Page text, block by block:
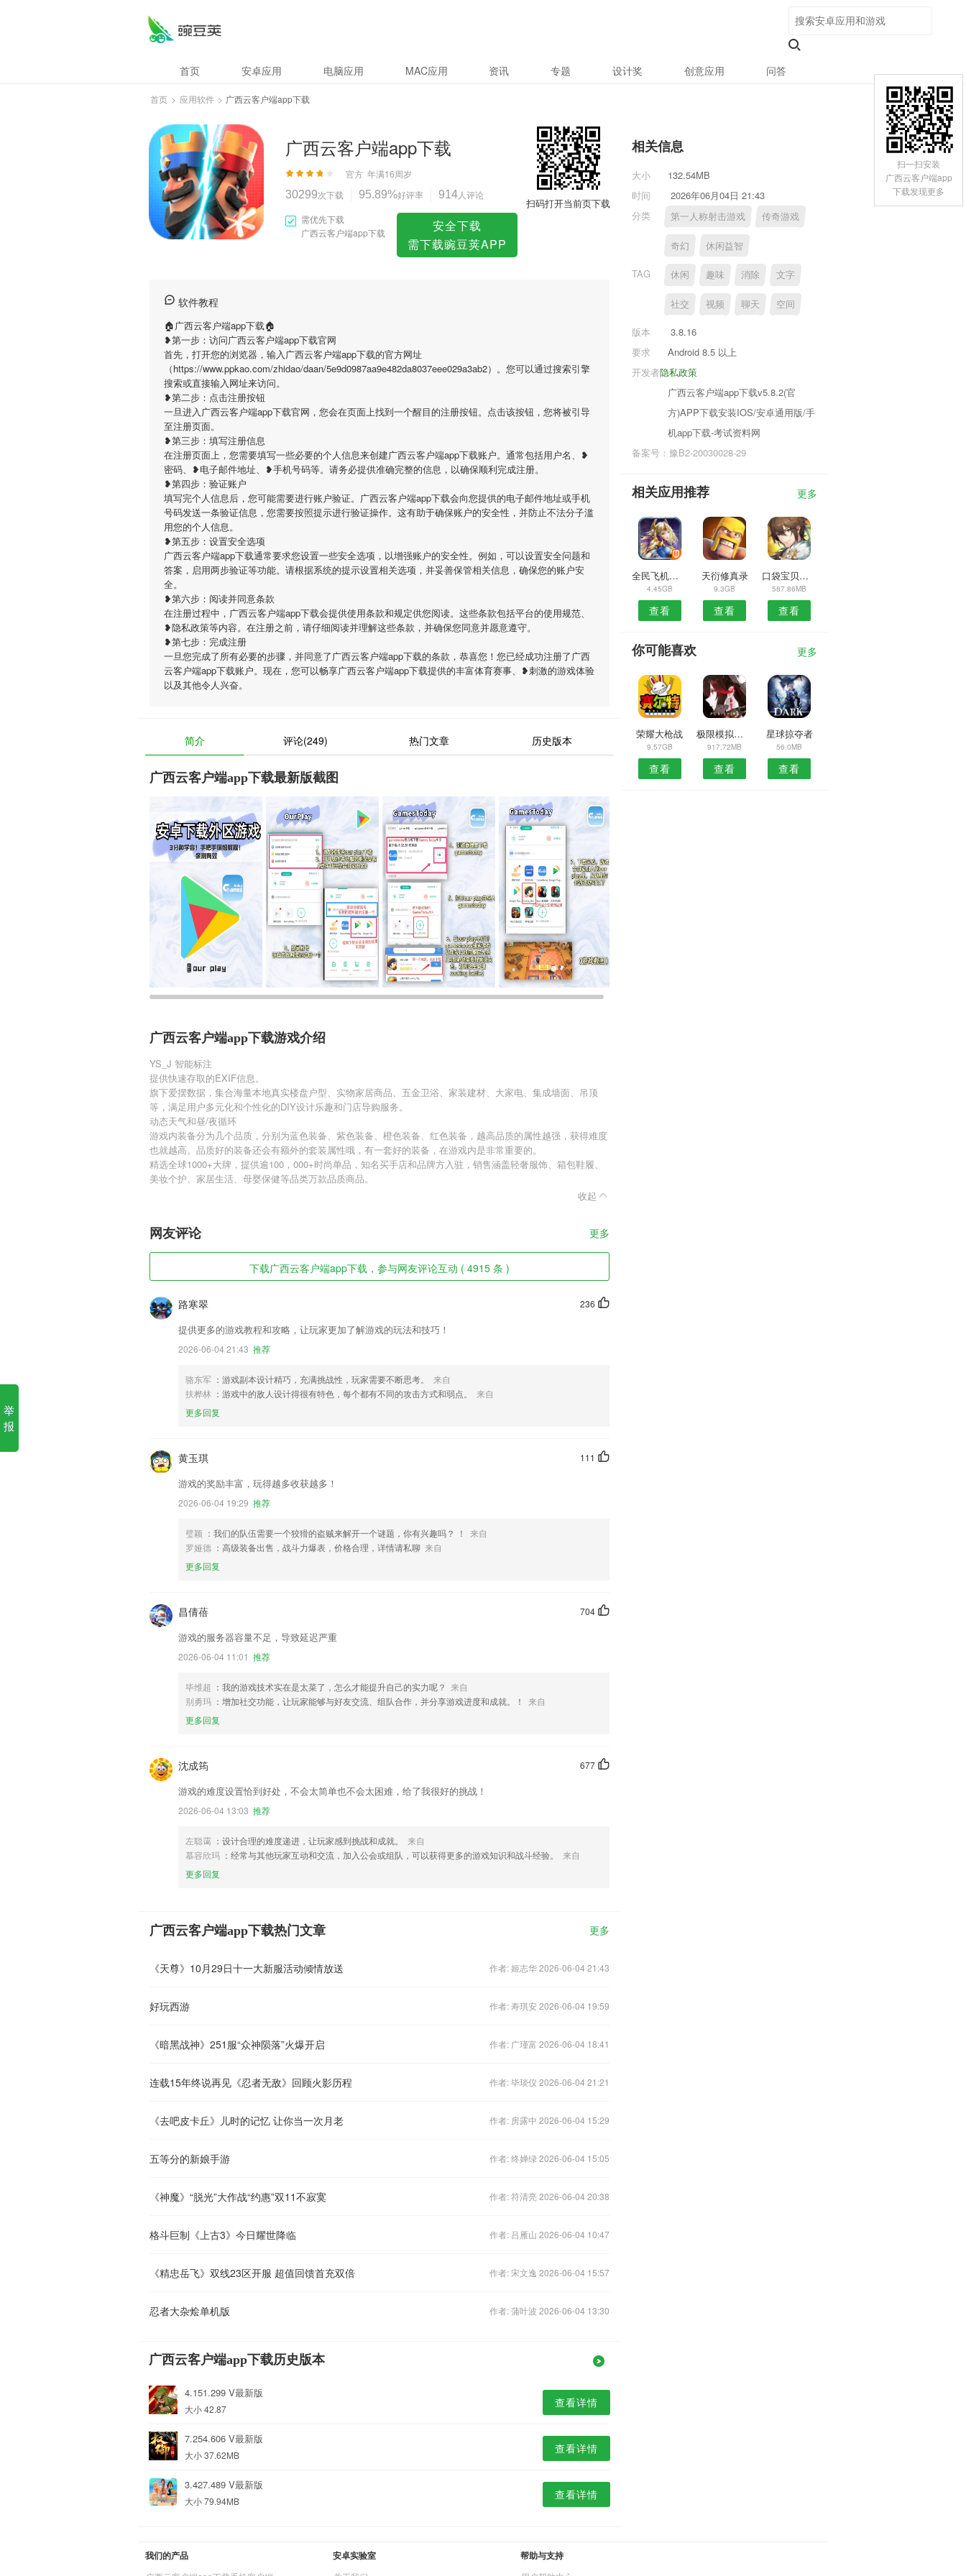
首页 安卓应用 电脑应用 MAC应用 资讯 专题 设计奖 创意应用 问答
首页 > 应用软件 > 广西云客户端app下载
广西云客户端app下载
官方 年满16周岁
30299次下载 95.89%好评率 914人评论
需优先下载
广西云客户端app下载
安全下载
需下载豌豆荚APP
扫码打开当前页下载
软件教程
🏠广西云客户端app下载🏠
❥第一步：访问广西云客户端app下载官网
首先，打开您的浏览器，输入广西云客户端app下载的官方网址
（https://www.ppkao.com/zhidao/daan/5e9d0987aa9e482da8037eee029a3ab2）。您可以通过搜索引擎
搜索或直接输入网址来访问。
❥第二步：点击注册按钮
一旦进入广西云客户端app下载官网，您会在页面上找到一个醒目的注册按钮。点击该按钮，您将被引导
至注册页面。
❥第三步：填写注册信息
在注册页面上，您需要填写一些必要的个人信息来创建广西云客户端app下载账户。通常包括用户名、❥
密码、❥电子邮件地址、❥手机号码等。请务必提供准确完整的信息，以确保顺利完成注册。
❥第四步：验证账户
填写完个人信息后，您可能需要进行账户验证。广西云客户端app下载会向您提供的电子邮件地址或手机
号码发送一条验证信息，您需要按照提示进行验证操作。这有助于确保账户的安全性，并防止不法分子滥
用您的个人信息。
❥第五步：设置安全选项
广西云客户端app下载通常要求您设置一些安全选项，以增强账户的安全性。例如，可以设置安全问题和
答案，启用两步验证等功能。请根据系统的提示设置相关选项，并妥善保管相关信息，确保您的账户安
全。
❥第六步：阅读并同意条款
在注册过程中，广西云客户端app下载会提供使用条款和规定供您阅读。这些条款包括平台的使用规范、
❥隐私政策等内容。在注册之前，请仔细阅读并理解这些条款，并确保您同意并愿意遵守。
❥第七步：完成注册
一旦您完成了所有必要的步骤，并同意了广西云客户端app下载的条款，恭喜您！您已经成功注册了广西
云客户端app下载账户。现在，您可以畅享广西云客户端app下载提供的丰富体育赛事、❥刺激的游戏体验
以及其他令人兴奋。
简介 评论(249) 热门文章 历史版本
广西云客户端app下载最新版截图
广西云客户端app下载游戏介绍
YS_J 智能标注
提供快速存取的EXIF信息。
旗下爱摆数据，集合海量本地真实楼盘户型、实物家居商品、五金卫浴、家装建材、大家电、集成墙面、吊顶
等，满足用户多元化和个性化的DIY设计乐趣和门店导购服务。
动态天气和昼/夜循环
游戏内装备分为几个品质，分别为蓝色装备、紫色装备、橙色装备、红色装备，越高品质的属性越强，获得难度
也就越高。品质好的装备还会有额外的套装属性哦，有一套好的装备，在游戏内是非常重要的。
精选全球1000+大牌，提供逾100，000+时尚单品，知名买手店和品牌方入驻，销售涵盖轻奢服饰、箱包鞋履、
美妆个护、家居生活、母婴保健等品类万款品质商品。
收起
网友评论 更多
下载广西云客户端app下载，参与网友评论互动 ( 4915 条 )
236
路寒翠
提供更多的游戏教程和攻略，让玩家更加了解游戏的玩法和技巧！
2026-06-04 21:43 推荐
骆东军 ：游戏副本设计精巧，充满挑战性，玩家需要不断思考。
来自
扶桦林 ：游戏中的敌人设计得很有特色，每个都有不同的攻击方式和弱点。
来自
更多回复
111
黄玉琪
游戏的奖励丰富，玩得越多收获越多！
2026-06-04 19:29 推荐
璧颖 ：我们的队伍需要一个狡猾的盗贼来解开一个谜题，你有兴趣吗？ ！
来自
罗娅德 ：高级装备出售，战斗力爆表，价格合理，详情请私聊 来自
更多回复
704
昌倩蓓
游戏的服务器容量不足，导致延迟严重
2026-06-04 11:01 推荐
毕维超 ：我的游戏技术实在是太菜了，怎么才能提升自己的实力呢？ 来自
别勇玛 ：增加社交功能，让玩家能够与好友交流、组队合作，并分享游戏进度和成就。！
来自
更多回复
677
沈成筠
游戏的难度设置恰到好处，不会太简单也不会太困难，给了我很好的挑战！
2026-06-04 13:03 推荐
左聪霭 ：设计合理的难度递进，让玩家感到挑战和成就。
来自
慕容欣玛 ：经常与其他玩家互动和交流，加入公会或组队，可以获得更多的游戏知识和战斗经验。
来自
更多回复
广西云客户端app下载热门文章 更多
《天尊》10月29日十一大新服活动倾情放送 作者: 姬志华 2026-06-04 21:43
好玩西游 作者: 寿琪安 2026-06-04 19:59
《暗黑战神》251服“众神陨落”火爆开启 作者: 广瑾富 2026-06-04 18:41
连载15年终说再见《忍者无敌》回顾火影历程 作者: 毕琰仪 2026-06-04 21:21
《去吧皮卡丘》儿时的记忆 让你当一次月老 作者: 房露中 2026-06-04 15:29
五等分的新娘手游 作者: 终婵绿 2026-06-04 15:05
《神魔》“脱光”大作战“约惠”双11不寂寞 作者: 符清亮 2026-06-04 20:38
格斗巨制《上古3》今日耀世降临 作者: 吕雁山 2026-06-04 10:47
《精忠岳飞》双线23区开服 超值回馈首充双倍 作者: 宋文逸 2026-06-04 15:57
忍者大杂烩单机版 作者: 蒲叶波 2026-06-04 13:30
广西云客户端app下载历史版本
4.151.299 V最新版
大小 42.87 查看详情
7.254.606 V最新版
大小 37.62MB 查看详情
3.427.489 V最新版
大小 79.94MB 查看详情
相关信息
大小
132.54MB
时间
2026年06月04日 21:43
分类
第一人称射击游戏 传奇游戏
奇幻 休闲益智
TAG 休闲 趣味 消除 文字
社交 视频 聊天 空间
版本
3.8.16
要求
Android 8.5 以上
隐私政策
开发者
广西云客户端app下载v5.8.2(官
方)APP下载安装IOS/安卓通用版/手
机app下载-考试资料网
备案号：豫B2-20030028-29
相关应用推荐 更多
全民飞机大战辅助
4.45GB
查看
天衍修真录
9.3GB
查看
口袋宝贝之我的世界
587.86MB
查看
你可能喜欢 更多
荣耀大枪战
9.57GB
查看
极限模拟飞车
917.72MB
查看
星球掠夺者
56.0MB
查看
我们的产品 安卓实验室 帮助与支持
扫一扫安装
广西云客户端app
下载发现更多
举
报